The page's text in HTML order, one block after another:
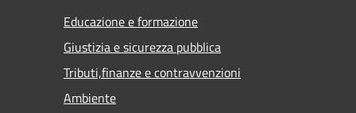
Educazione e formazione
Giustizia e sicurezza pubblica
Tributi,finanze e contravvenzioni
Ambiente